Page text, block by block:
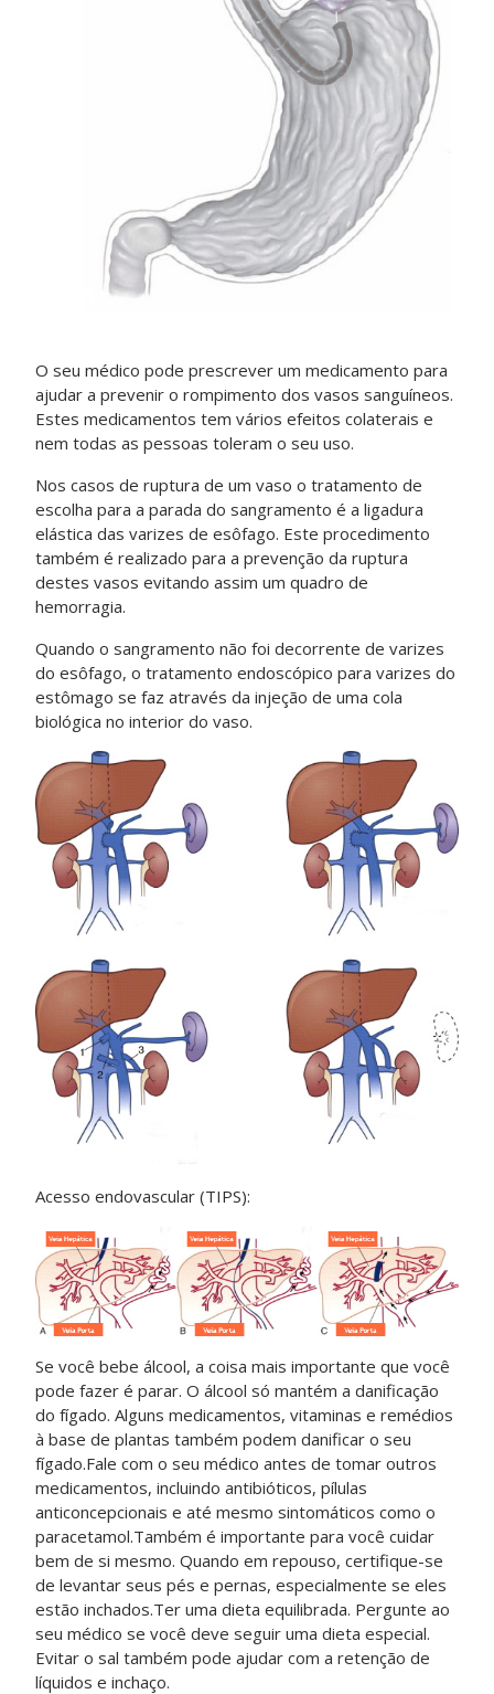
O seu médico pode prescrever um medicamento para
ajudar a prevenir o rompimento dos vasos sanguíneos.
Estes medicamentos tem vários efeitos colaterais e
nem todas as pessoas toleram o seu uso.
Nos casos de ruptura de um vaso o tratamento de
escolha para a parada do sangramento é a ligadura
elástica das varizes de esôfago. Este procedimento
também é realizado para a prevenção da ruptura
destes vasos evitando assim um quadro de
hemorragia.
Quando o sangramento não foi decorrente de varizes
do esôfago, o tratamento endoscópico para varizes do
estômago se faz através da injeção de uma cola
biológica no interior do vaso.
Acesso endovascular (TIPS):
Se você bebe álcool, a coisa mais importante que você
pode fazer é parar. O álcool só mantém a danificação
do fígado. Alguns medicamentos, vitaminas e remédios
à base de plantas também podem danificar o seu
fígado.Fale com o seu médico antes de tomar outros
medicamentos, incluindo antibióticos, pílulas
anticoncepcionais e até mesmo sintomáticos como o
paracetamol.Também é importante para você cuidar
bem de si mesmo. Quando em repouso, certifique-se
de levantar seus pés e pernas, especialmente se eles
estão inchados.Ter uma dieta equilibrada. Pergunte ao
seu médico se você deve seguir uma dieta especial.
Evitar o sal também pode ajudar com a retenção de
líquidos e inchaço.